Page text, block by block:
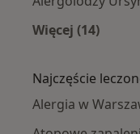
Więcej (14)
Najczęście
Alergia w